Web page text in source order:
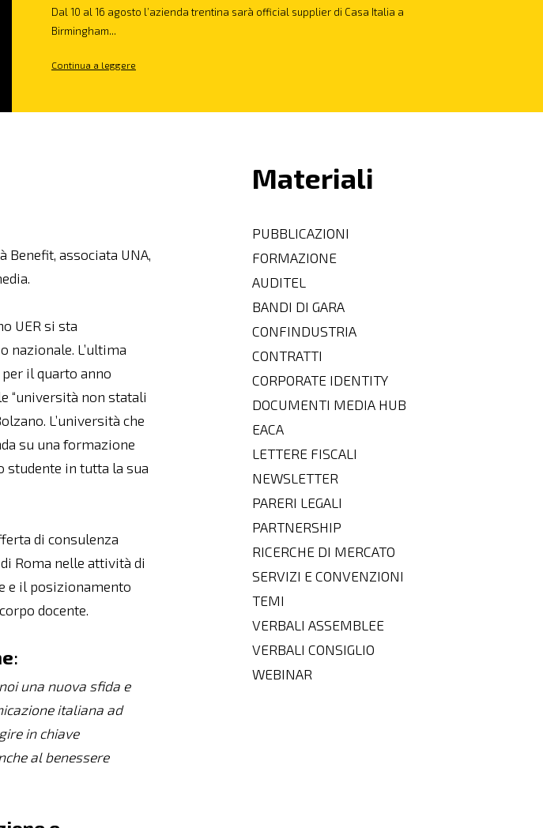
Dal 10 al 16 agosto l’azienda trentina sarà official supplier di Casa Italia a
Birmingham...
Continua a leggere
Benefit, associata UNA,
UER si sta
nazionale. L’ultima
il quarto anno
“università non statali
L’università che
su una formazione
studente in tutta la sua
di consulenza
Roma nelle attività di
e il posizionamento
docente.
:
una nuova sfida e
italiana ad
in chiave
al benessere
Materiali
PUBBLICAZIONI
FORMAZIONE
AUDITEL
BANDI DI GARA
CONFINDUSTRIA
CONTRATTI
CORPORATE IDENTITY
DOCUMENTI MEDIA HUB
EACA
LETTERE FISCALI
NEWSLETTER
PARERI LEGALI
PARTNERSHIP
RICERCHE DI MERCATO
SERVIZI E CONVENZIONI
TEMI
VERBALI ASSEMBLEE
VERBALI CONSIGLIO
WEBINAR